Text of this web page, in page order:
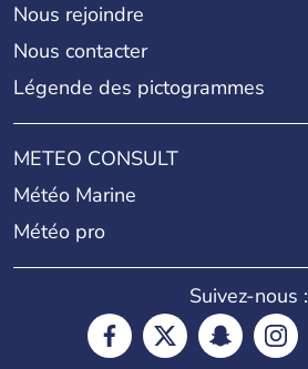
Nous rejoindre
Nous contacter
Légende des pictogrammes
METEO CONSULT
Météo Marine
Météo pro
Suivez-nous :